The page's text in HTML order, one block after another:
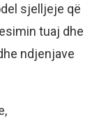
sjelljeje që
tuaj dhe
ndjenjave